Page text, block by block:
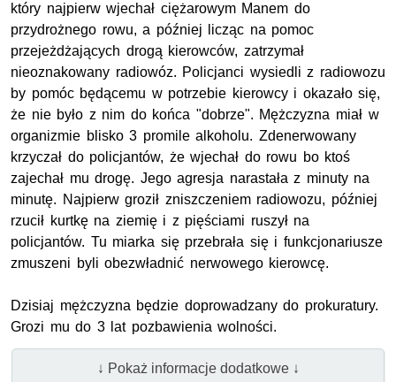
który najpierw wjechał ciężarowym Manem do
przydrożnego rowu, a później licząc na pomoc
przejeżdżających drogą kierowców, zatrzymał
nieoznakowany radiowóz. Policjanci wysiedli z radiowozu
by pomóc będącemu w potrzebie kierowcy i okazało się,
że nie było z nim do końca "dobrze". Mężczyzna miał w
organizmie blisko 3 promile alkoholu. Zdenerwowany
krzyczał do policjantów, że wjechał do rowu bo ktoś
zajechał mu drogę. Jego agresja narastała z minuty na
minutę. Najpierw groził zniszczeniem radiowozu, później
rzucił kurtkę na ziemię i z pięściami ruszył na
policjantów. Tu miarka się przebrała się i funkcjonariusze
zmuszeni byli obezwładnić nerwowego kierowcę.
Dzisiaj mężczyzna będzie doprowadzany do prokuratury.
Grozi mu do 3 lat pozbawienia wolności.
↓ Pokaż informacje dodatkowe ↓